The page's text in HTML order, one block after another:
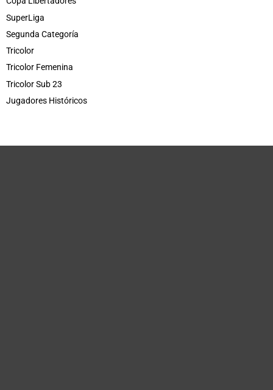
SuperLiga
Segunda Categoría
Tricolor
Tricolor Femenina
Tricolor Sub 23
Jugadores Históricos